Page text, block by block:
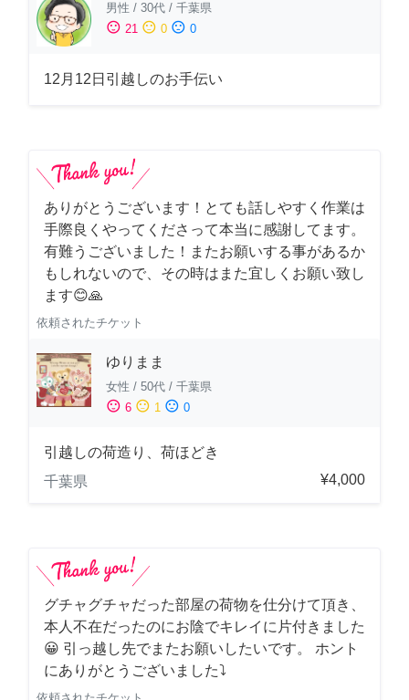
男性 / 30代 / 千葉県
sentiment_satisfied 21 sentiment_neutral 0 sentiment_dissatisfied 0
12月12日引越しのお手伝い
ありがとうございます！とても話しやすく作業は
手際良くやってくださって本当に感謝してます。
有難うございました！またお願いする事があるか
もしれないので、その時はまた宜しくお願い致し
ます😊🙏
依頼されたチケット
ゆりまま
女性 / 50代 / 千葉県
sentiment_satisfied 6 sentiment_neutral 1 sentiment_dissatisfied 0
引越しの荷造り、荷ほどき
千葉県
¥4,000
グチャグチャだった部屋の荷物を仕分けて頂き、
本人不在だったのにお陰でキレイに片付きました
😀 引っ越し先でまたお願いしたいです。 ホント
にありがとうございました⤵